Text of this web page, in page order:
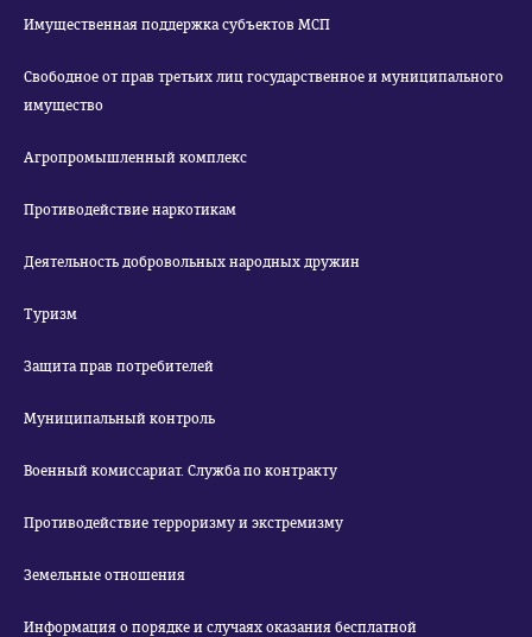
Имущественная поддержка субъектов МСП
Свободное от прав третьих лиц государственное и муниципального
имущество
Агропромышленный комплекс
Противодействие наркотикам
Деятельность добровольных народных дружин
Туризм
Защита прав потребителей
Муниципальный контроль
Военный комиссариат. Служба по контракту
Противодействие терроризму и экстремизму
Земельные отношения
Информация о порядке и случаях оказания бесплатной